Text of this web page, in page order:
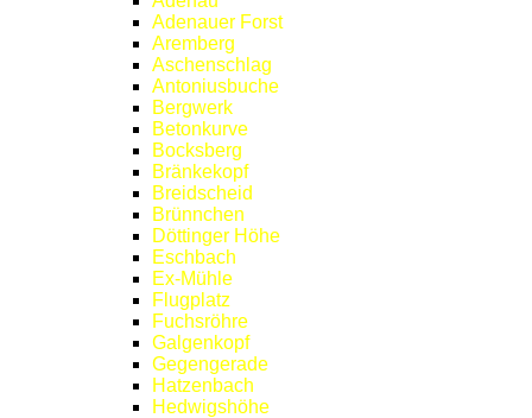
Adenauer Forst
Aremberg
Aschenschlag
Antoniusbuche
Bergwerk
Betonkurve
Bocksberg
Bränkekopf
Breidscheid
Brünnchen
Döttinger Höhe
Eschbach
Ex-Mühle
Flugplatz
Fuchsröhre
Galgenkopf
Gegengerade
Hatzenbach
Hedwigshöhe